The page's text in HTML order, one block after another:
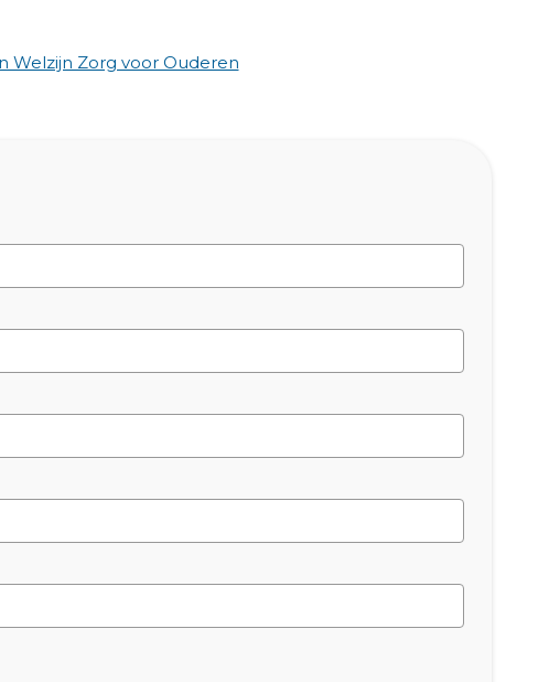
Welzijn Zorg voor Ouderen